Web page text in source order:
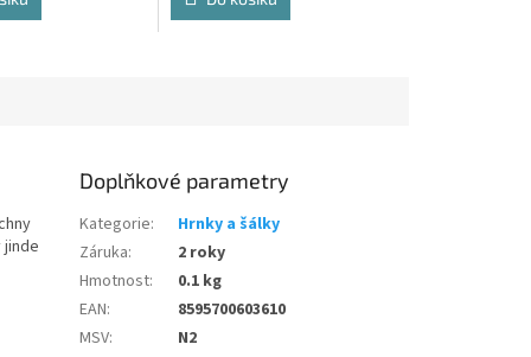
jinde
Doplňkové parametry
Kategorie:
Hrnky a šálky
Záruka:
2 roky
Hmotnost:
0.1 kg
EAN:
8595700603610
MSV: N2